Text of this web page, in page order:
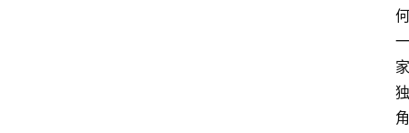
何
一
家
独
角